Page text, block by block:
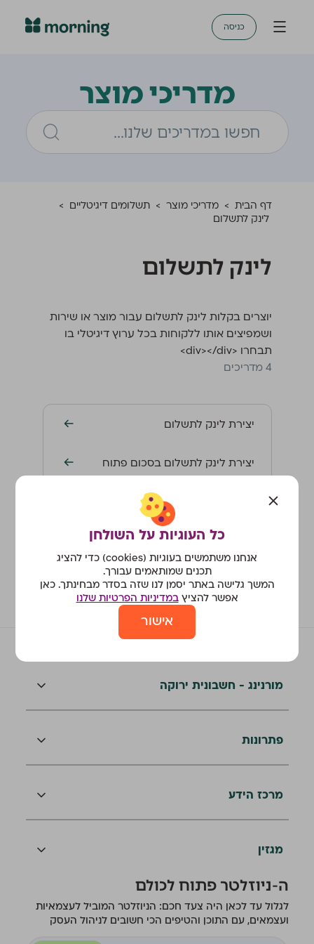
כניסה
מדריכי מוצר
דף הבית > מדריכי מוצר > תשלומים דיגיטליים >
לינק לתשלום
לינק לתשלום
יוצרים בקלות לינק לתשלום עבור מוצר או שירות
ושמפיצים אותו ללקוחות בכל ערוץ דיגיטלי בו
תבחרו <div></div>
‫4 מדריכים
יצירת לינק לתשלום
יצירת לינק לתשלום בסכום פתוח
עריכת לינק לתשלום
הקפאת לינק לתשלום
מורנינג - חשבונית ירוקה
פתרונות
מרכז הידע
מגזין
ה-ניוזלטר פתוח לכולם
לגלול עד לכאן היה צעד חכם: הניוזלטר המוביל לעצמאיות
ועצמאים, עם התוכן והטיפים הכי חשובים לניהול העסק
כל העוגיות על השולחן
אנחנו משתמשים בעוגיות (cookies) כדי להציג
תכנים שמותאמים עבורך.
המשך גלישה באתר יסמן לנו שזה בסדר מבחינתך. כאן
אפשר להציץבמדיניות הפרטיות שלנו
אישור